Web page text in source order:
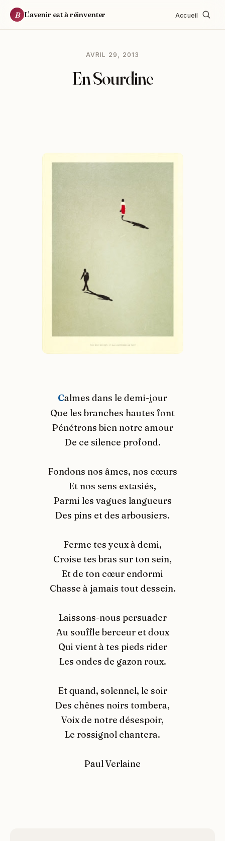
B L'avenir est à réinventer Accueil
AVRIL 29, 2013
En Sourdine
Calmes dans le demi-jour
Que les branches hautes font
Pénétrons bien notre amour
De ce silence profond.
Fondons nos âmes, nos cœurs
Et nos sens extasiés,
Parmi les vagues langueurs
Des pins et des arbousiers.
Ferme tes yeux à demi,
Croise tes bras sur ton sein,
Et de ton cœur endormi
Chasse à jamais tout dessein.
Laissons-nous persuader
Au souffle berceur et doux
Qui vient à tes pieds rider
Les ondes de gazon roux.
Et quand, solennel, le soir
Des chênes noirs tombera,
Voix de notre désespoir,
Le rossignol chantera.
Paul Verlaine